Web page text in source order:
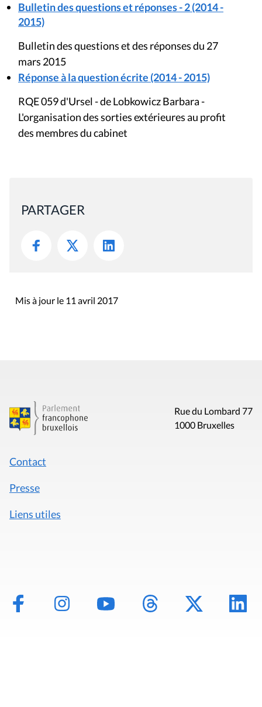
Bulletin des questions et réponses - 2 (2014 -
2015)
Bulletin des questions et des réponses du 27
mars 2015
Réponse à la question écrite (2014 - 2015)
RQE 059 d'Ursel - de Lobkowicz Barbara -
L'organisation des sorties extérieures au profit
des membres du cabinet
PARTAGER
Mis à jour le 11 avril 2017
Rue du Lombard 77
1000 Bruxelles
Contact
Presse
Liens utiles